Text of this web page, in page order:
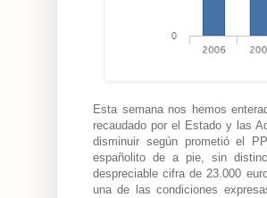
Esta semana nos hemos
recaudado por el Estado y las
disminuir según prometió el
españolito de a pie, sin
despreciable cifra de 23.000
una de las condiciones